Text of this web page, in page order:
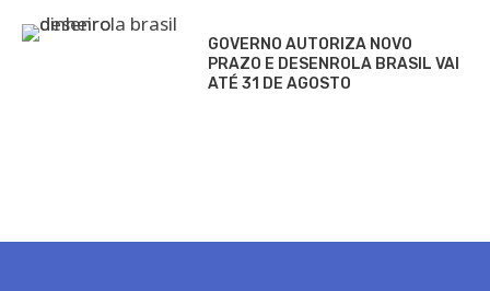
GOVERNO AUTORIZA NOVO
PRAZO E DESENROLA BRASIL VAI
ATÉ 31 DE AGOSTO